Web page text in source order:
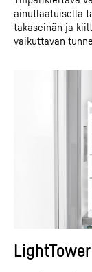
ainutlaatuisella
takaseinän ja
vaikuttavan
LightTower